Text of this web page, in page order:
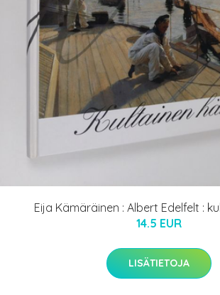
Eija Kämäräinen : Albert Edelfelt :
14.5 EUR
LISÄTIETOJA